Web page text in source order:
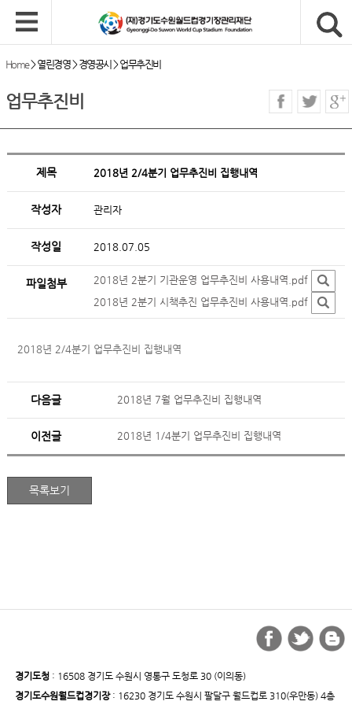
Home>열린경영>경영공시 >업무추진비
업무추진비
제목 2018년 2/4분기 업무추진비 집행내역
작성자 관리자
작성일 2018.07.05
파일첨부
2018년 2분기 기관운영 업무추진비 사용내역.pdf
2018년 2분기 시책추진 업무추진비 사용내역.pdf
2018년 2/4분기 업무추진비 집행내역
다음글 2018년 7월 업무추진비 집행내역
이전글 2018년 1/4분기 업무추진비 집행내역
경기도청: 16508 경기도 수원시 영통구 도청로 30 (이의동)
경기도수원월드컵경기장: 16230 경기도 수원시 팔달구 월드컵로 310(우만동) 4층